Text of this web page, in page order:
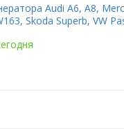
Audi A6, A8,
Skoda Superb, VW